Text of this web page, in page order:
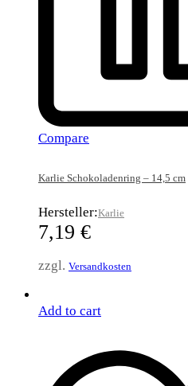
Compare
Karlie Schokoladenring – 14,5 cm
Hersteller:Karlie
7,19 €
zzgl. Versandkosten
Add to cart